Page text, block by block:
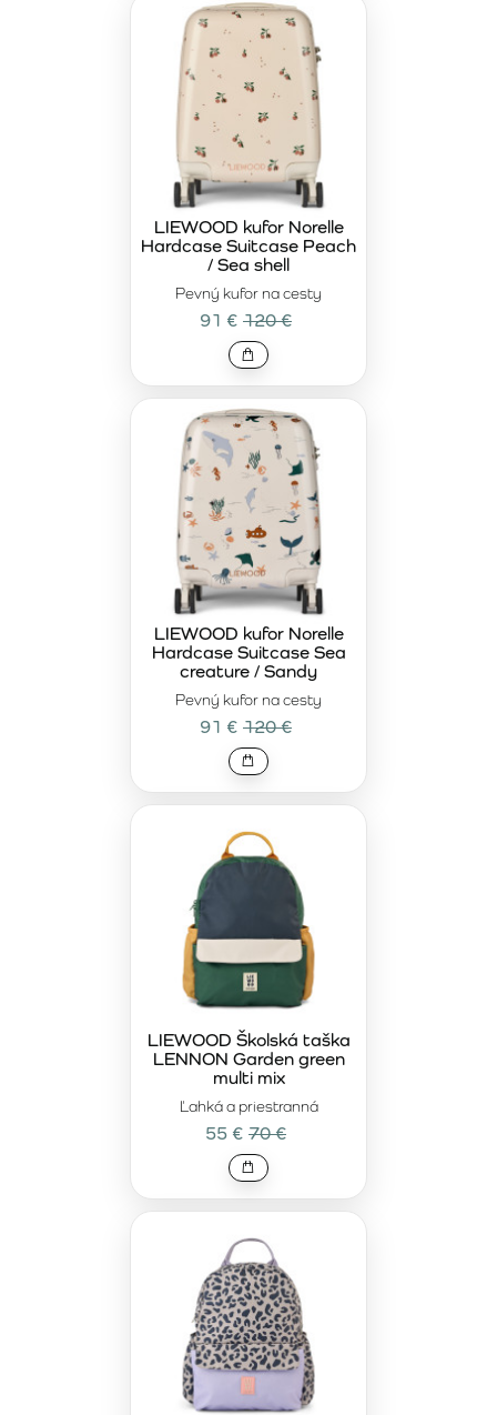
Pevný kufor na cesty
LIEWOOD kufor Norelle
Hardcase Suitcase Peach
/ Sea shell
91 € 120 €
Pevný kufor na cesty
LIEWOOD kufor Norelle
Hardcase Suitcase Sea
creature / Sandy
91 € 120 €
Ľahká a priestranná
LIEWOOD Školská taška
LENNON Garden green
multi mix
55 € 70 €